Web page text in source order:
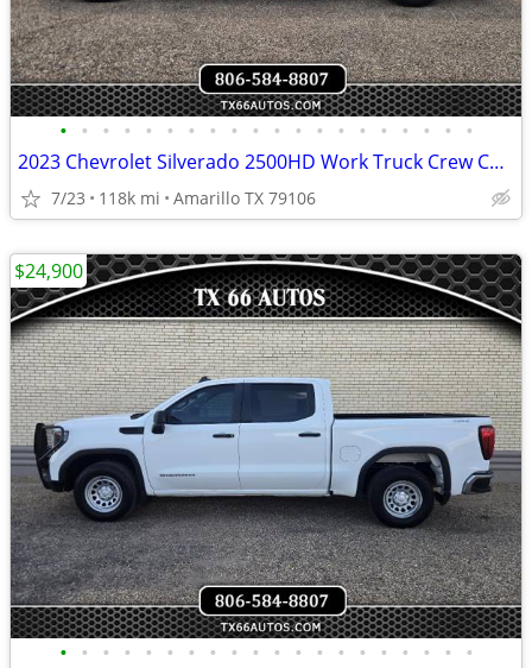
• • • • • • • • • • • • • • • • • • • •
2023 Chevrolet Silverado 2500HD Work Truck Crew Cab 4WD
7/23 118k mi Amarillo TX 79106
• • • • • • • • • • • • • • • • • • • •
$24,900